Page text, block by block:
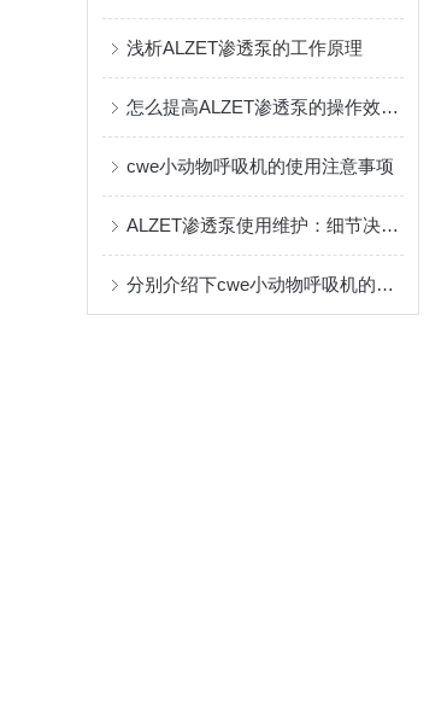
浅析ALZET渗透泵的工作原理
怎么提高ALZET渗透泵的操作效率？
cwe小动物呼吸机的使用注意事项
ALZET渗透泵使用维护：细节决定实验可靠性
分别介绍下cwe小动物呼吸机的三种通气模式